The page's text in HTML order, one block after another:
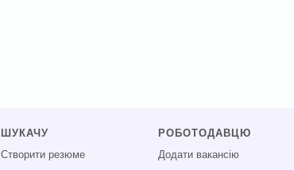
ШУКАЧУ
Створити резюме
РОБОТОДАВЦЮ
Додати вакансію